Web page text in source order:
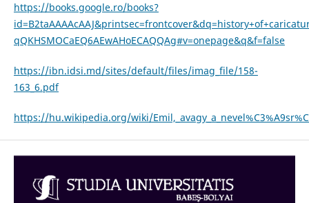
https://books.google.ro/books?
qQKHSMOCaEQ6AEwAHoECAQQAg#v=onepage&q&f=false
https://ibn.idsi.md/sites/default/files/imag_file/158-
163_6.pdf
https://hu.wikipedia.org/wiki/